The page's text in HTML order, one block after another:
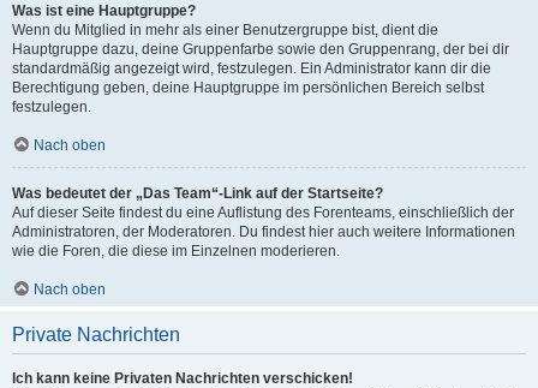
Was ist eine Hauptgruppe?
Wenn du Mitglied in mehr als einer Benutzergruppe bist, dient die
Hauptgruppe dazu, deine Gruppenfarbe sowie den Gruppenrang, der bei dir
standardmäßig angezeigt wird, festzulegen. Ein Administrator kann dir die
Berechtigung geben, deine Hauptgruppe im persönlichen Bereich selbst
festzulegen.
Nach oben
Was bedeutet der „Das Team“-Link auf der Startseite?
Auf dieser Seite findest du eine Auflistung des Forenteams, einschließlich der
Administratoren, der Moderatoren. Du findest hier auch weitere Informationen
wie die Foren, die diese im Einzelnen moderieren.
Nach oben
Private Nachrichten
Ich kann keine Privaten Nachrichten verschicken!